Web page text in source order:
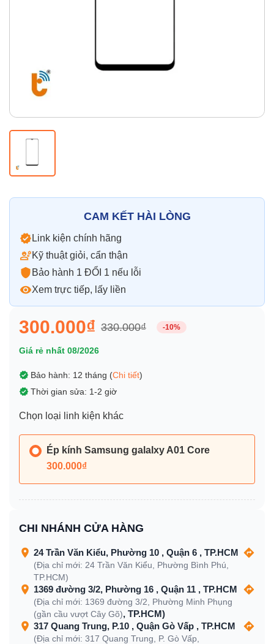
Vỏ iPhone Vỏ Samsung Vỏ Xiaomi
CAM KẾT HÀI LÒNG
Link kiện chính hãng
Kỹ thuật giỏi, cẩn thận
Bảo hành 1 ĐỔI 1 nếu lỗi
Xem trực tiếp, lấy liền
300.000₫ 330.000₫ -10%
Giá rẻ nhất 08/2026
Bảo hành: 12 tháng (Chi tiết)
Thời gian sửa: 1-2 giờ
Chọn loại linh kiện khác
Ép kính Samsung galalxy A01 Core
300.000₫
CHI NHÁNH CỬA HÀNG
24 Trần Văn Kiểu, Phường 10 , Quận 6 , TP.HCM
(Địa chỉ mới: 24 Trần Văn Kiểu, Phường Bình Phú,
TP.HCM)
1369 đường 3/2, Phường 16 , Quận 11 , TP.HCM
(Địa chỉ mới: 1369 đường 3/2, Phường Minh Phụng
(gần cầu vượt Cây Gõ), TP.HCM)
317 Quang Trung, P.10 , Quận Gò Vấp , TP.HCM
(Địa chỉ mới: 317 Quang Trung, P. Gò Vấp,